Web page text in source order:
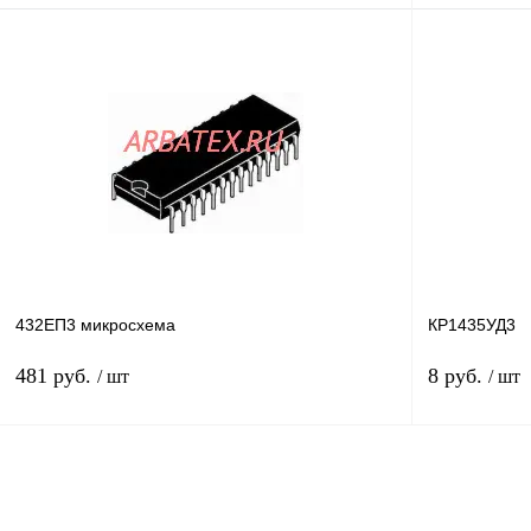
Сравнение
наличии
432ЕП3 микросхема
481 руб. / шт
КР1435УД3
8 руб. / шт